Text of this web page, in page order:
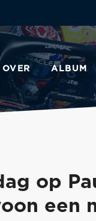
OVER ALBUM
op
een